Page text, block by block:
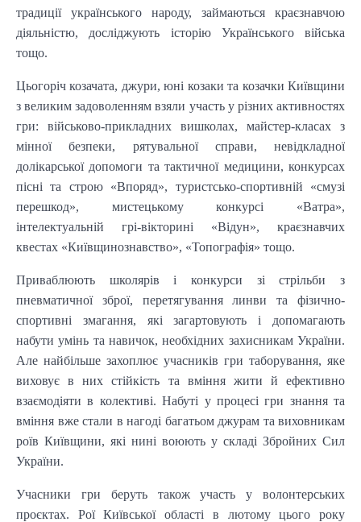
традиції українського народу, займаються краєзнавчою
діяльністю, досліджують історію Українського війська
тощо.
Цьогоріч козачата, джури, юні козаки та козачки Київщини
з великим задоволенням взяли участь у різних активностях
гри: військово-прикладних вишколах, майстер-класах з
мінної безпеки, рятувальної справи, невідкладної
долікарської допомоги та тактичної медицини, конкурсах
пісні та строю «Впоряд», туристсько-спортивній «смузі
перешкод», мистецькому конкурсі «Ватра»,
інтелектуальній грі-вікторині «Відун», краєзнавчих
квестах «Київщинознавство», «Топографія» тощо.
Приваблюють школярів і конкурси зі стрільби з
пневматичної зброї, перетягування линви та фізично-
спортивні змагання, які загартовують і допомагають
набути умінь та навичок, необхідних захисникам України.
Але найбільше захоплює учасників гри таборування, яке
виховує в них стійкість та вміння жити й ефективно
взаємодіяти в колективі. Набуті у процесі гри знання та
вміння вже стали в нагоді багатьом джурам та виховникам
роїв Київщини, які нині воюють у складі Збройних Сил
України.
Учасники гри беруть також участь у волонтерських
проєктах. Рої Київської області в лютому цього року